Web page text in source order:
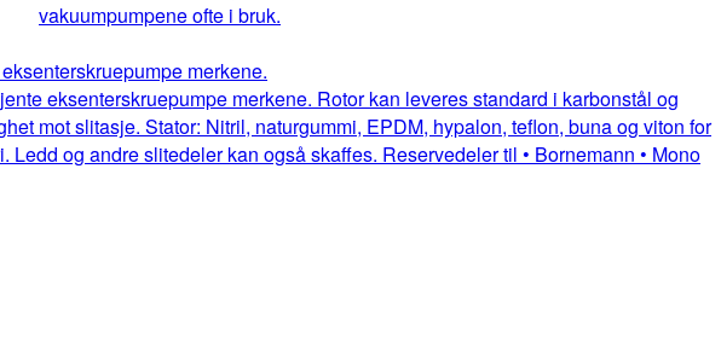
vakuumpumpene ofte i bruk.
merkene.
eksenterskruepumpe merkene. Rotor kan leveres standard i karbonstål og
mot slitasje. Stator: Nitril, naturgummi, EPDM, hypalon, teflon, buna og viton for
og andre slitedeler kan også skaffes. Reservedeler til • Bornemann • Mono